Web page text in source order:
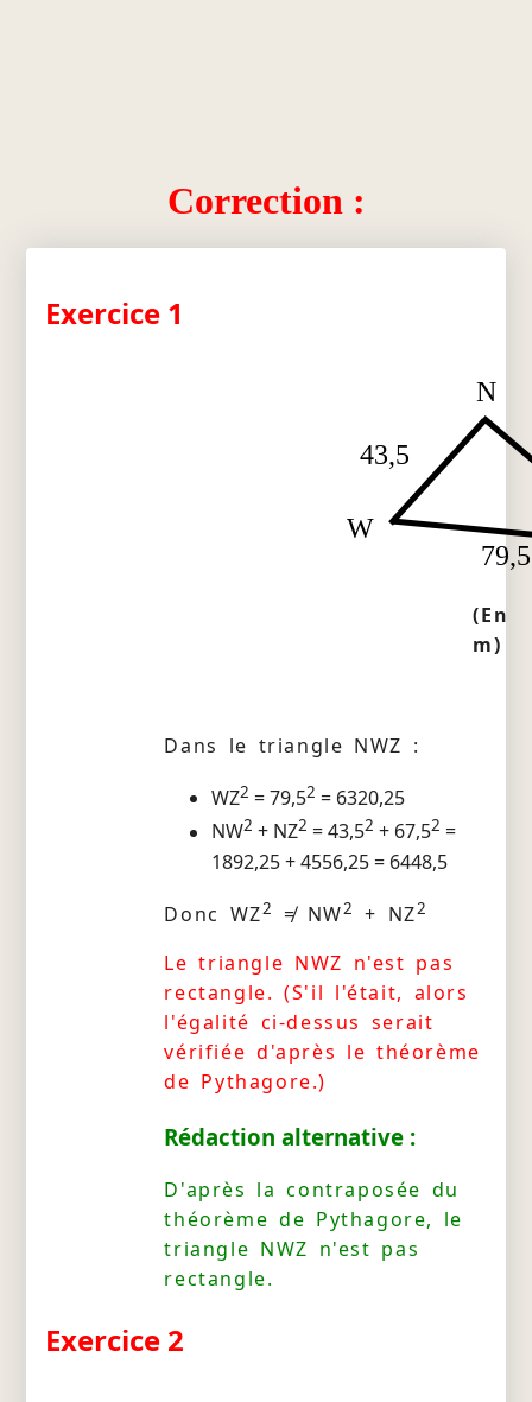
Correction :
Exercice 1
N
W
43,5
79,5
(En
m)
Dans le triangle NWZ :
WZ2 = 79,52 = 6320,25
NW2 + NZ2 = 43,52 + 67,52 =
1892,25 + 4556,25 = 6448,5
Donc WZ2 ≠ NW2 + NZ2
Le triangle NWZ n'est pas
rectangle. (S'il l'était, alors
l'égalité ci-dessus serait
vérifiée d'après le théorème
de Pythagore.)
Rédaction alternative :
D'après la contraposée du
théorème de Pythagore, le
triangle NWZ n'est pas
rectangle.
Exercice 2